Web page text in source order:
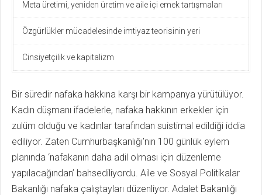
Meta üretimi, yeniden üretim ve aile içi emek tartışmaları
Özgürlükler mücadelesinde imtiyaz teorisinin yeri
Cinsiyetçilik ve kapitalizm
Bir süredir nafaka hakkına karşı bir kampanya yürütülüyor.
Kadın düşmanı ifadelerle, nafaka hakkının erkekler için
zulüm olduğu ve kadınlar tarafından suistimal edildiği iddia
ediliyor. Zaten Cumhurbaşkanlığı’nın 100 günlük eylem
planında ‘nafakanın daha adil olması için düzenleme
yapılacağından’ bahsedili­yordu. Aile ve Sosyal Politikalar
Bakanlığı nafaka çalıştayları düzenliyor. Adalet Bakanlığı